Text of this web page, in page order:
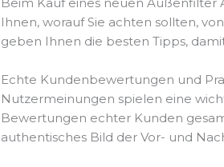
Beim Kauf eines neuen Außenfilter
Ihnen, worauf Sie achten sollten,
geben Ihnen die besten Tipps,
Echte Kundenbewertungen und
Nutzermeinungen spielen eine
Bewertungen echter Kunden
authentisches Bild der Vor- und